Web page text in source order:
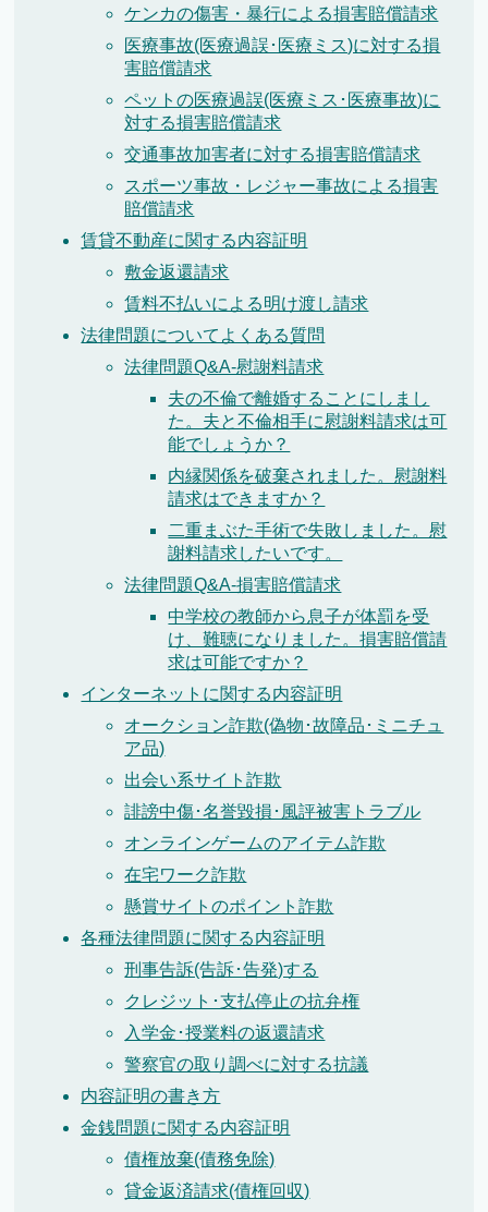
ケンカの傷害・暴行による損害賠償請求
医療事故(医療過誤･医療ミス)に対する損
害賠償請求
ペットの医療過誤(医療ミス･医療事故)に
対する損害賠償請求
交通事故加害者に対する損害賠償請求
スポーツ事故・レジャー事故による損害
賠償請求
賃貸不動産に関する内容証明
敷金返還請求
賃料不払いによる明け渡し請求
法律問題についてよくある質問
法律問題Q&A-慰謝料請求
夫の不倫で離婚することにしまし
た。夫と不倫相手に慰謝料請求は可
能でしょうか？
内縁関係を破棄されました。慰謝料
請求はできますか？
二重まぶた手術で失敗しました。慰
謝料請求したいです。
法律問題Q&A-損害賠償請求
中学校の教師から息子が体罰を受
け、難聴になりました。損害賠償請
求は可能ですか？
インターネットに関する内容証明
オークション詐欺(偽物･故障品･ミニチュ
ア品)
出会い系サイト詐欺
誹謗中傷･名誉毀損･風評被害トラブル
オンラインゲームのアイテム詐欺
在宅ワーク詐欺
懸賞サイトのポイント詐欺
各種法律問題に関する内容証明
刑事告訴(告訴･告発)する
クレジット･支払停止の抗弁権
入学金･授業料の返還請求
警察官の取り調べに対する抗議
内容証明の書き方
金銭問題に関する内容証明
債権放棄(債務免除)
貸金返済請求(債権回収)